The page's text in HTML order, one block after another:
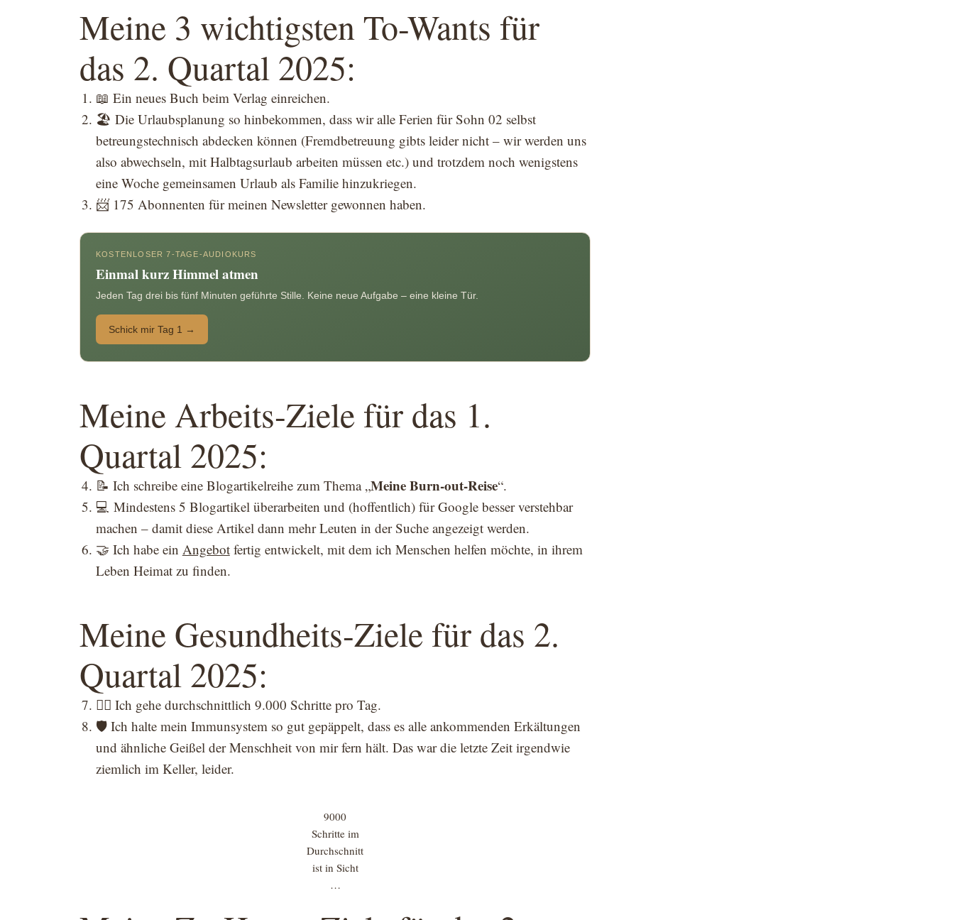
Meine 3 wichtigsten To-Wants für
das 2. Quartal 2025:
📖 Ein neues Buch beim Verlag einreichen.
🏖️ Die Urlaubsplanung so hinbekommen, dass wir alle Ferien für Sohn 02 selbst
betreungstechnisch abdecken können (Fremdbetreuung gibts leider nicht – wir werden uns
also abwechseln, mit Halbtagsurlaub arbeiten müssen etc.) und trotzdem noch wenigstens
eine Woche gemeinsamen Urlaub als Familie hinzukriegen.
📨 175 Abonnenten für meinen Newsletter gewonnen haben.
KOSTENLOSER 7-TAGE-AUDIOKURS
Einmal kurz Himmel atmen
Jeden Tag drei bis fünf Minuten geführte Stille. Keine neue Aufgabe – eine kleine Tür.
Schick mir Tag 1 →
Meine Arbeits-Ziele für das 1.
Quartal 2025:
📝 Ich schreibe eine Blogartikelreihe zum Thema „Meine Burn-out-Reise“.
💻 Mindestens 5 Blogartikel überarbeiten und (hoffentlich) für Google besser verstehbar
machen – damit diese Artikel dann mehr Leuten in der Suche angezeigt werden.
🤝 Ich habe ein Angebotfertig entwickelt, mit dem ich Menschen helfen möchte, in ihrem
Leben Heimat zu finden.
Meine Gesundheits-Ziele für das 2.
Quartal 2025:
🏃‍♂️ Ich gehe durchschnittlich 9.000 Schritte pro Tag.
🛡️ Ich halte mein Immunsystem so gut gepäppelt, dass es alle ankommenden Erkältungen
und ähnliche Geißel der Menschheit von mir fern hält. Das war die letzte Zeit irgendwie
ziemlich im Keller, leider.
9000
Schritte im
Durchschnitt
ist in Sicht
…